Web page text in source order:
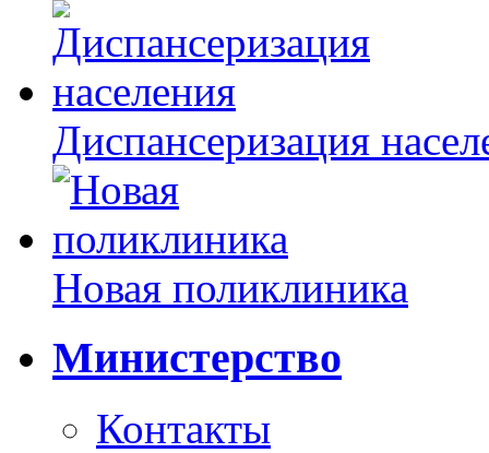
Диспансеризация
Новая поликлиника
Министерство
Контакты